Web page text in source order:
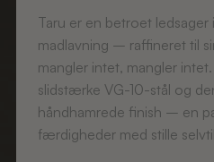
Taru er en betroet ledsager
madlavning – raffineret til
mangler intet, mangler
slidstærke VG-10-stål og
håndhamrede finish – en
færdigheder med stille